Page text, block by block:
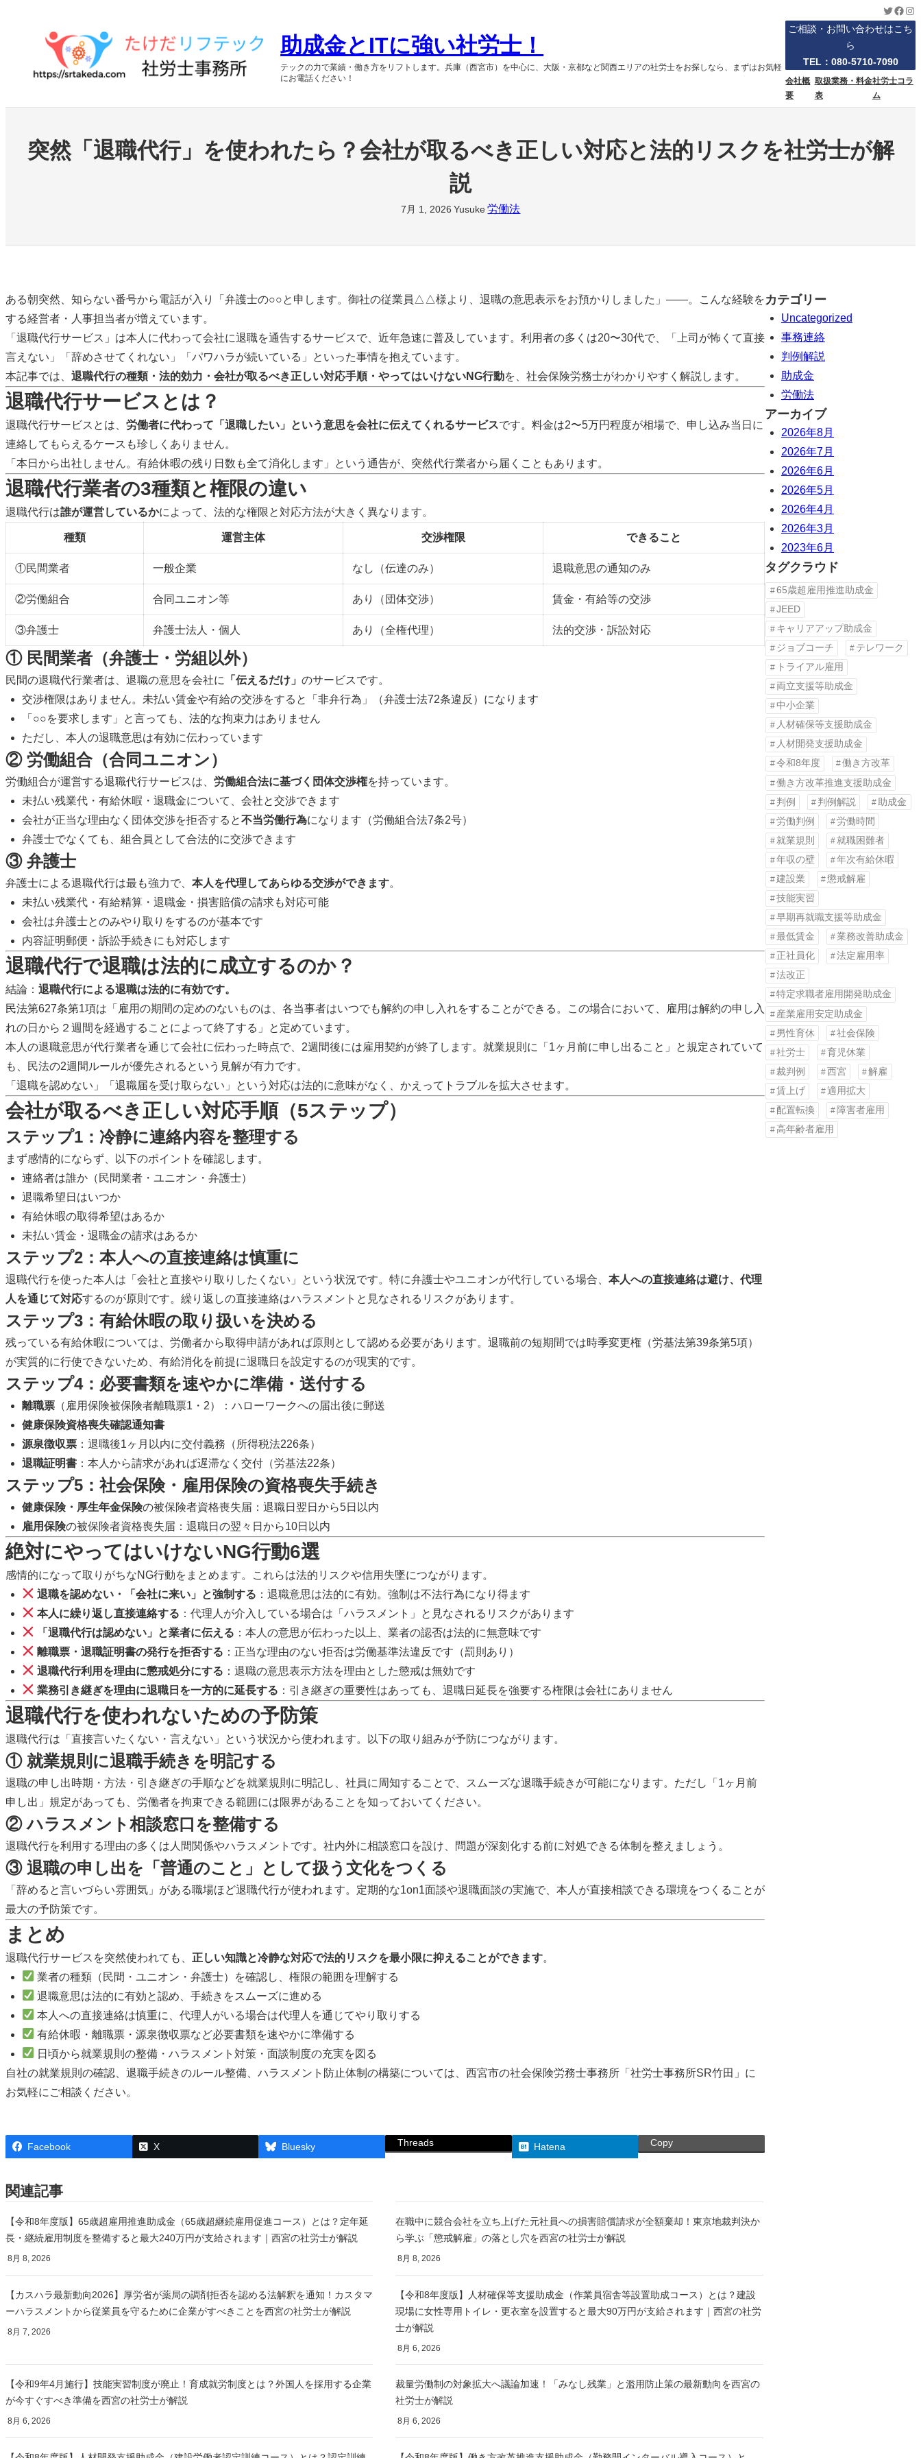
ッ
助成金とITに強い社労士！
テックの力で業績・働き方をリフトします。兵庫（西宮市）を中心に、大阪・京都など関西エリアの社労士をお探しなら、まずはお気軽
にお電話ください！
Twitter
ご相談・お問い合わせはこち
ら
TEL：080-5710-7090
会社概
要
取扱業務・料金
表
社労士コラ
ム
突然「退職代行」を使われたら？会社が取るべき正しい対応と法的リスクを社労士が解
説
7月 1, 2026 Yusuke 労働法
ある朝突然、知らない番号から電話が入り「弁護士の○○と申します。御社の従業員△△様より、退職の意思表示をお預かりしました」――。こんな経験を
する経営者・人事担当者が増えています。
「退職代行サービス」は本人に代わって会社に退職を通告するサービスで、近年急速に普及しています。利用者の多くは20〜30代で、「上司が怖くて直接
言えない」「辞めさせてくれない」「パワハラが続いている」といった事情を抱えています。
本記事では、 退職代行の種類・法的効力・会社が取るべき正しい対応手順・やってはいけないNG行動を、社会保険労務士がわかりやすく解説します。
退職代行サービスとは？
退職代行サービスとは、 労働者に代わって「退職したい」という意思を会社に伝えてくれるサービスです。料金は2〜5万円程度が相場で、申し込み当日に
連絡してもらえるケースも珍しくありません。
「本日から出社しません。有給休暇の残り日数も全て消化します」という通告が、突然代行業者から届くこともあります。
退職代行業者の3種類と権限の違い
退職代行は誰が運営しているかによって、法的な権限と対応方法が大きく異なります。
種類 運営主体 交渉権限 できること
①民間業者 一般企業 なし（伝達のみ） 退職意思の通知のみ
②労働組合 合同ユニオン等 あり（団体交渉） 賃金・有給等の交渉
③弁護士 弁護士法人・個人 あり（全権代理） 法的交渉・訴訟対応
① 民間業者（弁護士・労組以外）
民間の退職代行業者は、退職の意思を会社に 「伝えるだけ」 のサービスです。
交渉権限はありません。未払い賃金や有給の交渉をすると「非弁行為」（弁護士法72条違反）になります
「○○を要求します」と言っても、法的な拘束力はありません
ただし、本人の退職意思は有効に伝わっています
② 労働組合（合同ユニオン）
労働組合が運営する退職代行サービスは、 労働組合法に基づく団体交渉権を持っています。
未払い残業代・有給休暇・退職金について、会社と交渉できます
会社が正当な理由なく団体交渉を拒否すると不当労働行為になります（労働組合法7条2号）
弁護士でなくても、組合員として合法的に交渉できます
③ 弁護士
弁護士による退職代行は最も強力で、 本人を代理してあらゆる交渉ができます。
未払い残業代・有給精算・退職金・損害賠償の請求も対応可能
会社は弁護士とのみやり取りをするのが基本です
内容証明郵便・訴訟手続きにも対応します
退職代行で退職は法的に成立するのか？
結論： 退職代行による退職は法的に有効です。
民法第627条第1項は「雇用の期間の定めのないものは、各当事者はいつでも解約の申し入れをすることができる。この場合において、雇用は解約の申し入
れの日から２週間を経過することによって終了する」と定めています。
本人の退職意思が代行業者を通じて会社に伝わった時点で、2週間後には雇用契約が終了します。就業規則に「1ヶ月前に申し出ること」と規定されていて
も、民法の2週間ルールが優先されるという見解が有力です。
「退職を認めない」「退職届を受け取らない」という対応は法的に意味がなく、かえってトラブルを拡大させます。
会社が取るべき正しい対応手順（5ステップ）
ステップ1：冷静に連絡内容を整理する
まず感情的にならず、以下のポイントを確認します。
連絡者は誰か（民間業者・ユニオン・弁護士）
退職希望日はいつか
有給休暇の取得希望はあるか
未払い賃金・退職金の請求はあるか
ステップ2：本人への直接連絡は慎重に
退職代行を使った本人は「会社と直接やり取りしたくない」という状況です。特に弁護士やユニオンが代行している場合、 本人への直接連絡は避け、代理
人を通じて対応するのが原則です。繰り返しの直接連絡はハラスメントと見なされるリスクがあります。
ステップ3：有給休暇の取り扱いを決める
残っている有給休暇については、労働者から取得申請があれば原則として認める必要があります。退職前の短期間では時季変更権（労基法第39条第5項）
が実質的に行使できないため、有給消化を前提に退職日を設定するのが現実的です。
ステップ4：必要書類を速やかに準備・送付する
離職票 （雇用保険被保険者離職票1・2）：ハローワークへの届出後に郵送
健康保険資格喪失確認通知書
源泉徴収票 ：退職後1ヶ月以内に交付義務（所得税法226条）
退職証明書 ：本人から請求があれば遅滞なく交付（労基法22条）
ステップ5：社会保険・雇用保険の資格喪失手続き
健康保険・厚生年金保険の被保険者資格喪失届：退職日翌日から5日以内
雇用保険の被保険者資格喪失届：退職日の翌々日から10日以内
絶対にやってはいけないNG行動6選
感情的になって取りがちなNG行動をまとめます。これらは法的リスクや信用失墜につながります。
退職を認めない・「会社に来い」と強制する ：退職意思は法的に有効。強制は不法行為になり得ます
本人に繰り返し直接連絡する ：代理人が介入している場合は「ハラスメント」と見なされるリスクがあります
「退職代行は認めない」と業者に伝える ：本人の意思が伝わった以上、業者の認否は法的に無意味です
離職票・退職証明書の発行を拒否する ：正当な理由のない拒否は労働基準法違反です（罰則あり）
退職代行利用を理由に懲戒処分にする ：退職の意思表示方法を理由とした懲戒は無効です
業務引き継ぎを理由に退職日を一方的に延長する ：引き継ぎの重要性はあっても、退職日延長を強要する権限は会社にありません
退職代行を使われないための予防策
退職代行は「直接言いたくない・言えない」という状況から使われます。以下の取り組みが予防につながります。
① 就業規則に退職手続きを明記する
退職の申し出時期・方法・引き継ぎの手順などを就業規則に明記し、社員に周知することで、スムーズな退職手続きが可能になります。ただし「1ヶ月前
申し出」規定があっても、労働者を拘束できる範囲には限界があることを知っておいてください。
② ハラスメント相談窓口を整備する
退職代行を利用する理由の多くは人間関係やハラスメントです。社内外に相談窓口を設け、問題が深刻化する前に対処できる体制を整えましょう。
③ 退職の申し出を「普通のこと」として扱う文化をつくる
「辞めると言いづらい雰囲気」がある職場ほど退職代行が使われます。定期的な1on1面談や退職面談の実施で、本人が直接相談できる環境をつくることが
最大の予防策です。
まとめ
退職代行サービスを突然使われても、 正しい知識と冷静な対応で法的リスクを最小限に抑えることができます。
業者の種類（民間・ユニオン・弁護士）を確認し、権限の範囲を理解する
退職意思は法的に有効と認め、手続きをスムーズに進める
本人への直接連絡は慎重に、代理人がいる場合は代理人を通じてやり取りする
有給休暇・離職票・源泉徴収票など必要書類を速やかに準備する
日頃から就業規則の整備・ハラスメント対策・面談制度の充実を図る
自社の就業規則の確認、退職手続きのルール整備、ハラスメント防止体制の構築については、西宮市の社会保険労務士事務所「社労士事務所SR竹田」に
お気軽にご相談ください。
Facebook X Bluesky Threads Hatena Copy
関連記事
【令和8年度版】65歳超雇用推進助成金（65歳超継続雇用促進コース）とは？定年延
長・継続雇用制度を整備すると最大240万円が支給されます｜西宮の社労士が解説
8月 8, 2026
在職中に競合会社を立ち上げた元社員への損害賠償請求が全額棄却！東京地裁判決か
ら学ぶ「懲戒解雇」の落とし穴を西宮の社労士が解説
8月 8, 2026
【カスハラ最新動向2026】厚労省が薬局の調剤拒否を認める法解釈を通知！カスタマ
ーハラスメントから従業員を守るために企業がすべきことを西宮の社労士が解説
8月 7, 2026
【令和8年度版】人材確保等支援助成金（作業員宿舎等設置助成コース）とは？建設
現場に女性専用トイレ・更衣室を設置すると最大90万円が支給されます｜西宮の社労
士が解説
8月 6, 2026
【令和9年4月施行】技能実習制度が廃止！育成就労制度とは？外国人を採用する企業
が今すぐすべき準備を西宮の社労士が解説
8月 6, 2026
裁量労働制の対象拡大へ議論加速！「みなし残業」と濫用防止策の最新動向を西宮の
社労士が解説
8月 6, 2026
カテゴリー
Uncategorized
事務連絡
判例解説
助成金
労働法
アーカイブ
2026年8月
2026年7月
2026年6月
2026年5月
2026年4月
2026年3月
2023年6月
タグクラウド
65歳超雇用推進助成金
JEED
キャリアアップ助成金
ジョブコーチ
テレワーク
トライアル雇用
両立支援等助成金
中小企業
人材確保等支援助成金
人材開発支援助成金
令和8年度
働き方改革
働き方改革推進支援助成金
判例
判例解説
助成金
労働判例
労働時間
就業規則
就職困難者
年収の壁
年次有給休暇
建設業
懲戒解雇
技能実習
早期再就職支援等助成金
最低賃金
業務改善助成金
正社員化
法定雇用率
法改正
特定求職者雇用開発助成金
産業雇用安定助成金
男性育休
社会保険
社労士
育児休業
裁判例
西宮
解雇
賃上げ
適用拡大
配置転換
障害者雇用
高年齢者雇用